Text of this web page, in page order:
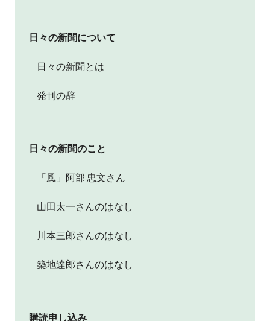
日々の新聞について
日々の新聞とは
発刊の辞
日々の新聞のこと
「風」阿部 忠文さん
山田太一さんのはなし
川本三郎さんのはなし
築地達郎さんのはなし
購読申し込み